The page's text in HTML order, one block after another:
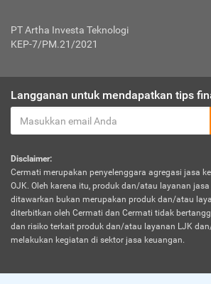
PT Artha Investa Teknologi
KEP-7/PM.21/2021
Langganan untuk mendapatkan tips
Disclaimer:
Cermati merupakan penyelenggara agregasi jasa
OJK. Oleh karena itu, produk dan/atau layanan
ditawarkan bukan merupakan produk dan/atau
diterbitkan oleh Cermati dan Cermati tidak
dan risiko terkait produk dan/atau layanan LJK
melakukan kegiatan di sektor jasa keuangan.